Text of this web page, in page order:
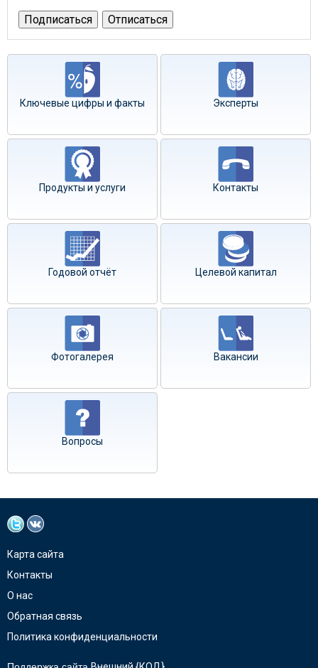
Ключевые цифры и факты Эксперты
Продукты и услуги Контакты
Годовой отчёт Целевой капитал
Фотогалерея Вакансии
Вопросы
Карта сайта
Контакты
О нас
Обратная связь
Политика конфиденциальности